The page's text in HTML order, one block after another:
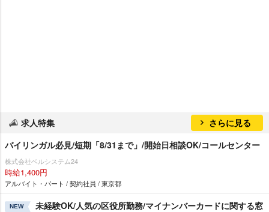
求人特集
さらに見る
バイリンガル必見/短期「8/31まで」/開始日相談OK/コールセンター
株式会社ベルシステム24
時給1,400円
アルバイト・パート / 契約社員 / 東京都
NEW
未経験OK/人気の区役所勤務/マイナンバーカードに関する窓